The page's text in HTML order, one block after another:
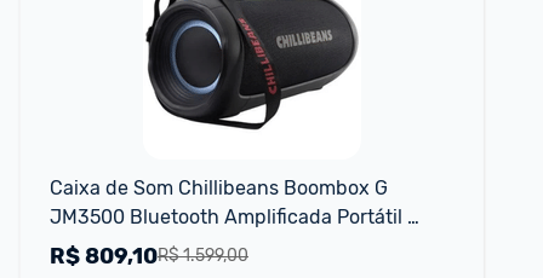
Caixa de Som Chillibeans Boombox G
JM3500 Bluetooth Amplificada Portátil
200W
R$ 1.599,00
R$809,10